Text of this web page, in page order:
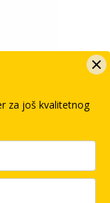
za još kvalitetnog